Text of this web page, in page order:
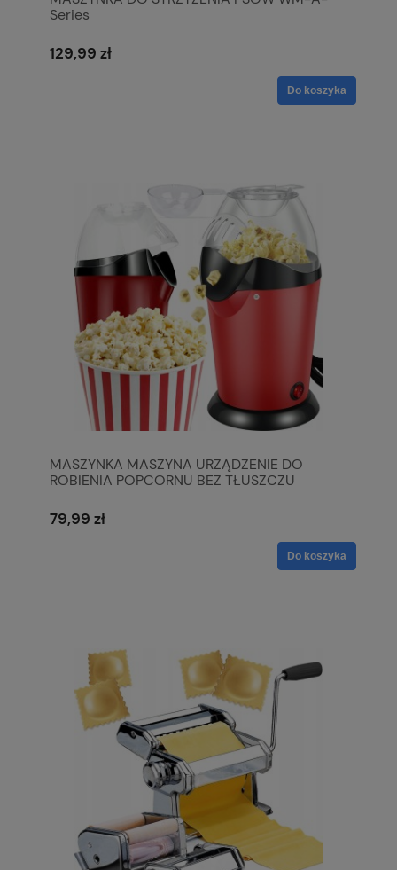
Series
129,99 zł
Do koszyka
MASZYNKA MASZYNA URZĄDZENIE DO
ROBIENIA POPCORNU BEZ TŁUSZCZU
79,99 zł
Do koszyka